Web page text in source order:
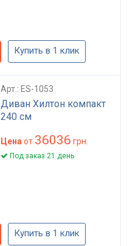
Купить в 1 клик
Арт.: ES-1053
Диван Хилтон компакт
240 см
Цена от 36036 грн.
Под заказ 21 день
Купить в 1 клик